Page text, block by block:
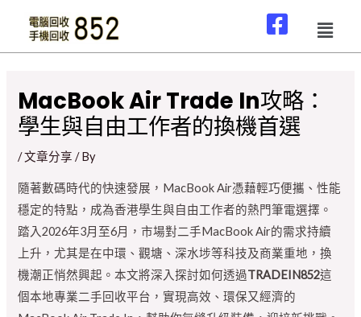
MacBook Air Trade In攻略：
學生與自由工作者的換機首選
/文章分享 / By
隨著數碼時代的快速發展，MacBook Air憑藉輕巧便攜、性能
穩定的特點，成為香港學生與自由工作者的熱門筆電選擇。
踏入2026年3月至6月，市場對二手MacBook Air的需求持續
上升，尤其是在中環、觀塘、深水埗等科技及商業重地，換
機潮正悄然興起。本文將深入探討如何透過TRADEIN852這
個本地專業二手回收平台，實現高效、環保又經濟的